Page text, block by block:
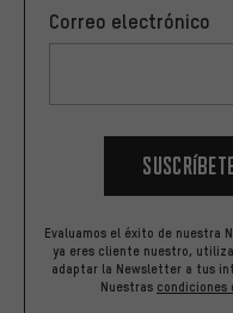
Correo electrónico
Evaluamos el éxito de nuestra
ya eres cliente nuestro,
adaptar la Newsletter a tus
Nuestras condiciones